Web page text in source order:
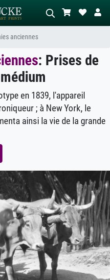
Recherche d'images IA
Décrivez la scène – ex. prairie verte,
abstrait avec beaucoup de rouge,
tableau sombre, nu debout près d'un
arbre.
anciennes
: Prises de
en 1839, l'appareil
; à New York, le
ainsi la vie de la grande